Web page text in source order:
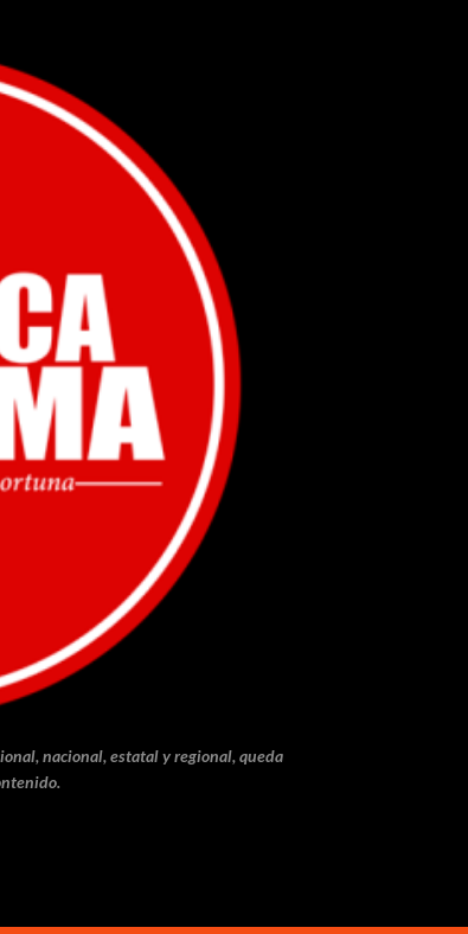
nacional, estatal y regional, queda